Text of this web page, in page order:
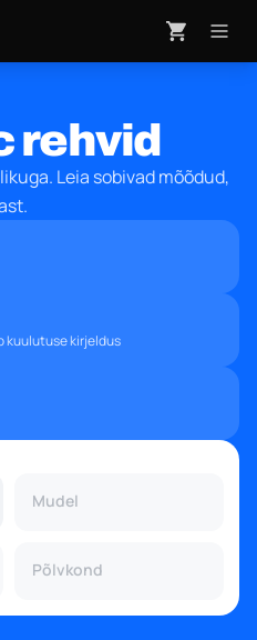
rehvid
Leia sobivad mõõdud,
kirjeldus
Mudel
Põlvkond